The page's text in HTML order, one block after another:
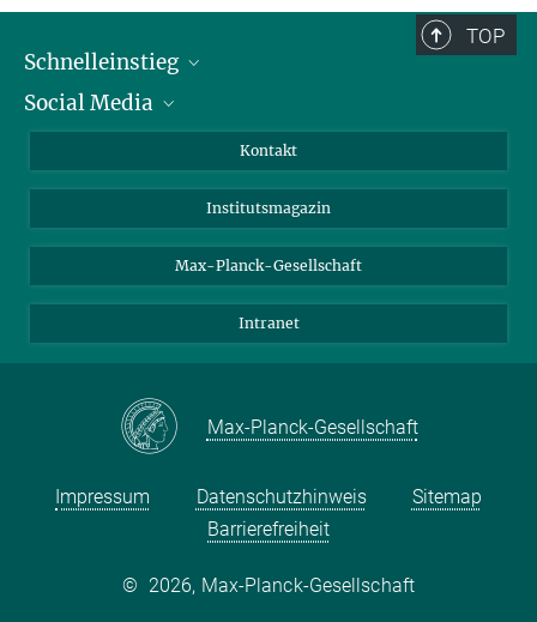
TOP
Schnelleinstieg
Alumni
Schulen
Studierende
Social Media
Facebook
YouTube
Kontakt
Institutsmagazin
Max-Planck-Gesellschaft
Intranet
Max-Planck-Gesellschaft
Impressum Datenschutzhinweis
Sitemap
Barrierefreiheit
© 2026, Max-Planck-Gesellschaft